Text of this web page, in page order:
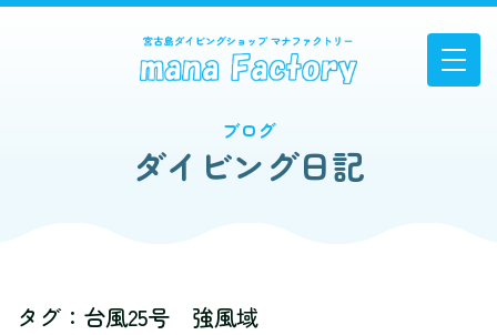
ブログ
ダイビング日記
タグ：台風25号 強風域